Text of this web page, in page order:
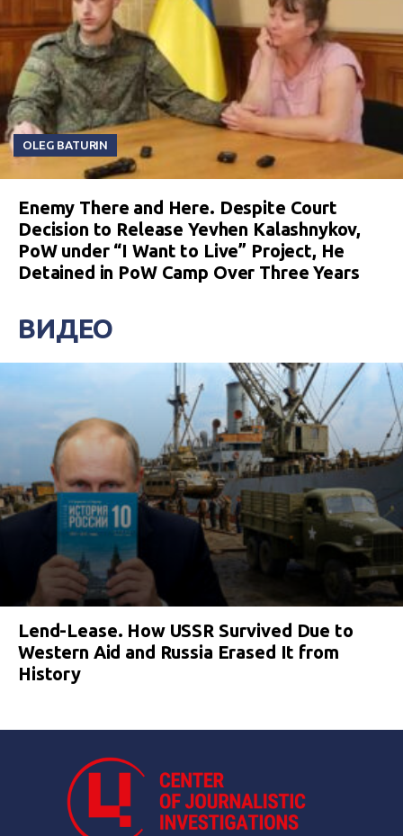
OLEG BATURIN
Enemy There and Here. Despite Court
Decision to Release Yevhen Kalashnykov,
PoW under “I Want to Live” Project, He
Detained in PoW Camp Over Three Years
ВИДЕО
Lend-Lease. How USSR Survived Due to
Western Aid and Russia Erased It from
History